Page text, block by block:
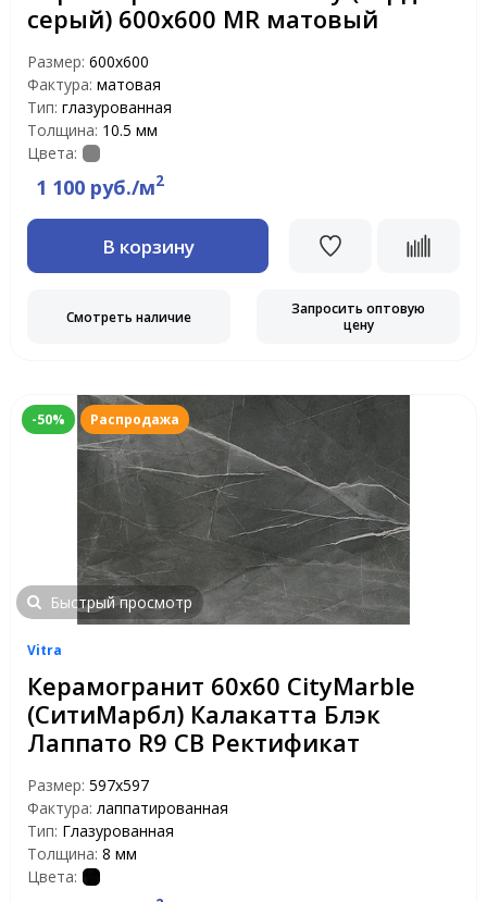
серый) 600х600 MR матовый
Размер: 600х600
Фактура: матовая
Тип: глазурованная
Толщина: 10.5 мм
Цвета:
1 100 руб./м2
В корзину
Смотреть наличие
Запросить оптовую
цену
-50% Распродажа
Быстрый просмотр
Vitra
Керамогранит 60х60 CityMarble
(СитиМарбл) Калакатта Блэк
Лаппато R9 CB Ректификат
Размер: 597х597
Фактура: лаппатированная
Тип: Глазурованная
Толщина: 8 мм
Цвета: